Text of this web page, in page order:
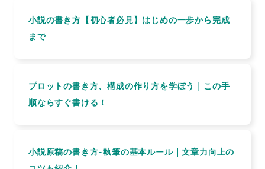
小説の書き方【初心者必見】はじめの一歩から完成
まで
プロットの書き方、構成の作り方を学ぼう｜この手
順ならすぐ書ける！
小説原稿の書き方-執筆の基本ルール｜文章力向上の